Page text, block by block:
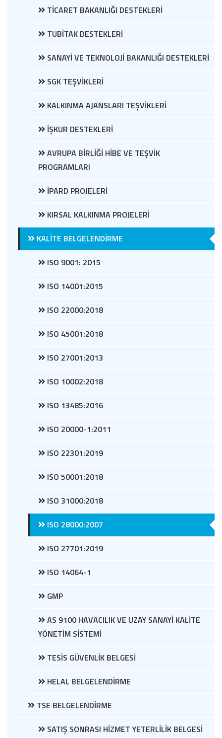
TİCARET BAKANLIĞI DESTEKLERİ
TUBİTAK DESTEKLERİ
SANAYİ VE TEKNOLOJİ BAKANLIĞI DESTEKLERİ
SGK TEŞVİKLERİ
KALKINMA AJANSLARI TEŞVİKLERİ
İŞKUR DESTEKLERİ
AVRUPA BİRLİĞİ HİBE VE TEŞVİK
PROGRAMLARI
İPARD PROJELERİ
KIRSAL KALKINMA PROJELERİ
KALİTE BELGELENDİRME
ISO 9001: 2015
ISO 14001:2015
ISO 22000:2018
ISO 45001:2018
ISO 27001:2013
ISO 10002:2018
ISO 13485:2016
ISO 20000-1:2011
ISO 22301:2019
ISO 50001:2018
ISO 31000:2018
ISO 28000:2007
ISO 27701:2019
ISO 14064-1
GMP
AS 9100 HAVACILIK VE UZAY SANAYİ KALİTE
YÖNETİM SİSTEMİ
TESİS GÜVENLİK BELGESİ
HELAL BELGELENDİRME
TSE BELGELENDİRME
SATIŞ SONRASI HİZMET YETERLİLİK BELGESİ